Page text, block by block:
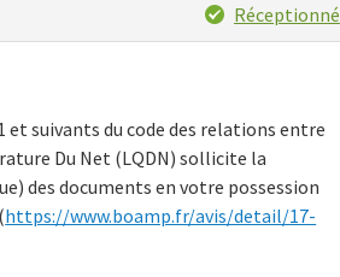
Réceptionné
suivants du code des relations entre
Du Net (LQDN) sollicite la
des documents en votre possession
https://www.boamp.fr/avis/detail/17-